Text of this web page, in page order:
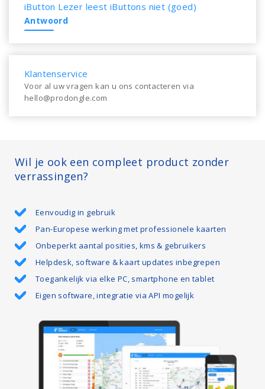
iButton Lezer leest iButtons niet (goed)
Antwoord
Klantenservice
Voor al uw vragen kan u ons contacteren via
hello@prodongle.com
Wil je ook een compleet product zonder
verrassingen?
Eenvoudig in gebruik
Pan-Europese werking met professionele kaarten
Onbeperkt aantal posities, kms & gebruikers
Helpdesk, software & kaart updates inbegrepen
Toegankelijk via elke PC, smartphone en tablet
Eigen software, integratie via API mogelijk